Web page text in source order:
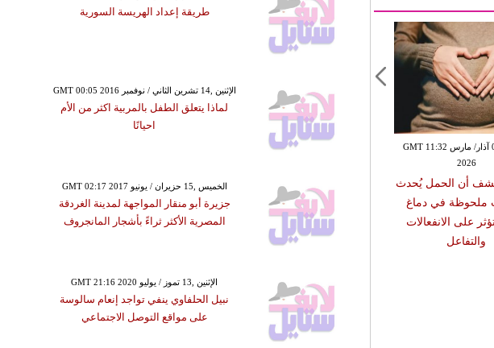
الأربعاء ,04 آذار/ مارس GMT 11:32
2026
أن الحمل يُحدث
ملحوظة في دماغ
على الانفعالات
والتفاعل
طريقة إعداد الهريسة السورية
GMT 00:05 2016 الإثنين ,14 تشرين الثاني / نوفمبر
لماذا يتعلق الطفل بالمربية اكثر من الأم
احيانًا
GMT 02:17 2017 الخميس ,15 حزيران / يونيو
جزيرة أبو منقار المواجهة لمدينة الغردقة
المصرية الأكثر ثراءً بأشجار المانجروف
GMT 21:16 2020 الإثنين ,13 تموز / يوليو
نبيل الحلفاوي ينفي تواجد إنعام سالوسة
على مواقع التوصل الاجتماعي